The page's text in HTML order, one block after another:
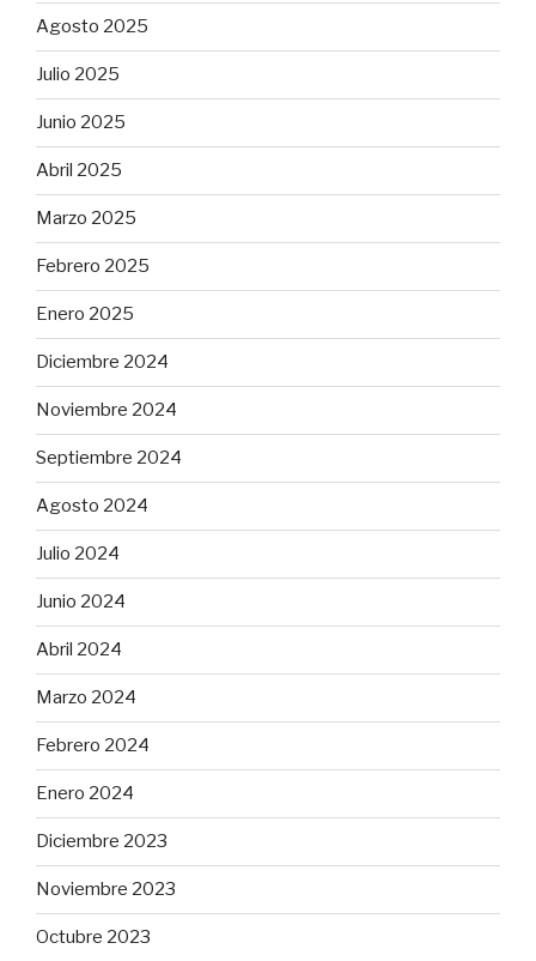
Agosto 2025
Julio 2025
Junio 2025
Abril 2025
Marzo 2025
Febrero 2025
Enero 2025
Diciembre 2024
Noviembre 2024
Septiembre 2024
Agosto 2024
Julio 2024
Junio 2024
Abril 2024
Marzo 2024
Febrero 2024
Enero 2024
Diciembre 2023
Noviembre 2023
Octubre 2023